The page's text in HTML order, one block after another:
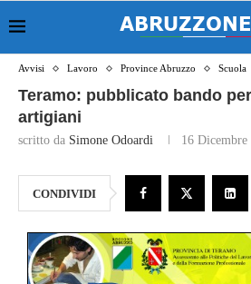
Avvisi Lavoro Province Abruzzo Scuola
Teramo: pubblicato bando
artigiani
scritto da Simone Odoardi 16 Dicembre
CONDIVIDI